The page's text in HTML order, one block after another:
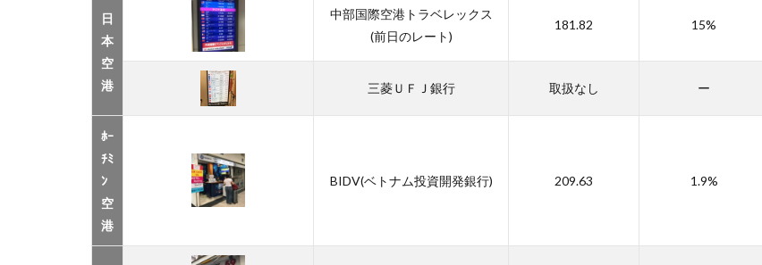
ド
ン
両
所
調
査
＠
チ
ミ
ン
日
本
空
港
中部国際空港トラベレックス
(前日のレート)
181.82 15%
三菱ＵＦＪ銀行 取扱なし ー
ﾎｰ
ﾁﾐ
ﾝ
空
港
BIDV(ベトナム投資開発銀行) 209.63 1.9%